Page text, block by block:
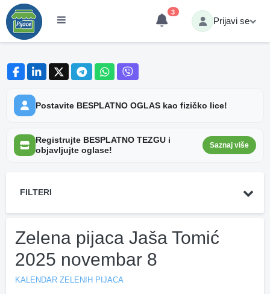
3
Prijavi se
Postavite BESPLATNO OGLAS kao fizičko lice!
Registrujte BESPLATNO TEZGU i
objavljujte oglase!
Saznaj više
FILTERI
Zelena pijaca Jaša Tomić
2025 novembar 8
KALENDAR ZELENIH PIJACA